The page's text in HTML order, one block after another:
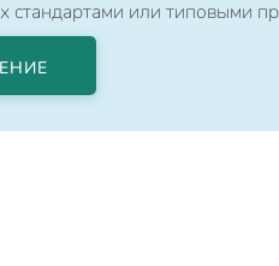
стандартами или типовыми